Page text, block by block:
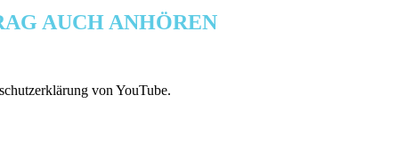
AUCH ANHÖREN
von YouTube.